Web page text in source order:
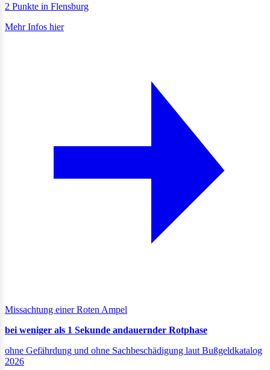
2 Punkte in Flensburg
Mehr Infos hier
Missachtung einer Roten Ampel
bei weniger als 1 Sekunde andauernder Rotphase
ohne Gefährdung und ohne Sachbeschädigung laut Bußgeldkatalog
2026